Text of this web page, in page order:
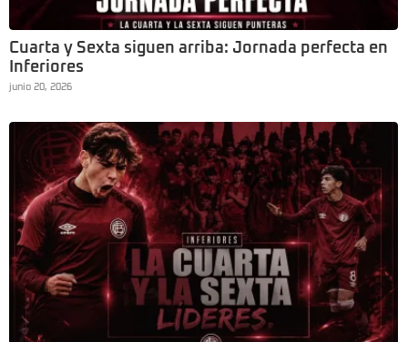
Cuarta y Sexta siguen arriba: Jornada perfecta en
Inferiores
junio 20, 2026